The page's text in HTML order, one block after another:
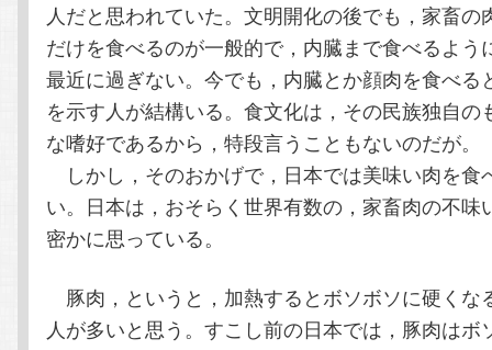
人だと思われていた。文明開化の後でも，家畜の
だけを食べるのが一般的で，内臓まで食べるよう
最近に過ぎない。今でも，内臓とか顔肉を食べる
を示す人が結構いる。食文化は，その民族独自の
な嗜好であるから，特段言うこともないのだが。
しかし，そのおかげで，日本では美味い肉を食
い。日本は，おそらく世界有数の，家畜肉の不味
密かに思っている。
豚肉，というと，加熱するとボソボソに硬くな
人が多いと思う。すこし前の日本では，豚肉はボ